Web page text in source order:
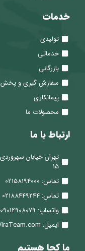
خدمات
تولیدی
خدماتی
بازرگانی
سفارش گیری و پخش
پیمانکاری
محصولات ما
ارتباط با ما
15
تماس: 02158194000
تماس: 02188449244
واتساپ: 09012908079
ایمیل: Sale@ViraTeam.com
ما کجا هستیم